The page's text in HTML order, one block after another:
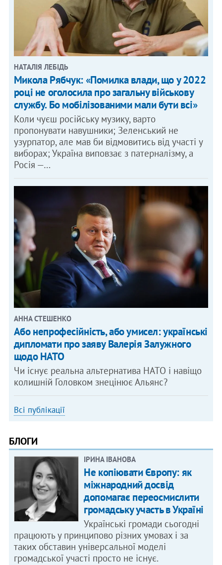
НАТАЛІЯ ЛЕБІДЬ
Микола Рябчук: «Помилка влади, що у 2022
році не оголосила про загальну військову
службу. Бо мобілізованими мали бути всі»
Коли чуєш російську музику, варто
пропонувати навушники; Зеленський не
узурпатор, але мав би відмовитись від участі у
виборах; Україна виповзає з патерналізму, а
Росія —…
АННА СТЕШЕНКО
Або непрофесійність, або умисел: українські
дипломати про заяву Валерія Залужного
щодо НАТО
Чи існує реальна альтернатива НАТО і навіщо
колишній Головком знецінює Альянс?
Всі публікації
БЛОГИ
ІРИНА ІВАНОВА
Не копіювати Європу: як
міжнародний досвід
допомагає переосмислити
громадську участь в Україні
Українські громади сьогодні
працюють у принципово різних умовах і за
таких обставин універсальної моделі
громадської участі просто не існує.